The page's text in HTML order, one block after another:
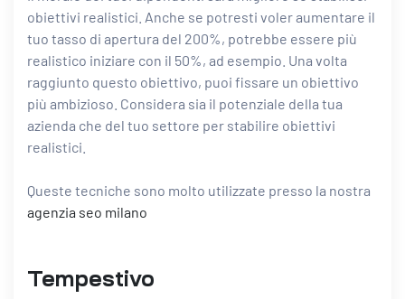
obiettivi realistici. Anche se potresti voler aumentare il
tuo tasso di apertura del 200%, potrebbe essere più
realistico iniziare con il 50%, ad esempio. Una volta
raggiunto questo obiettivo, puoi fissare un obiettivo
più ambizioso. Considera sia il potenziale della tua
azienda che del tuo settore per stabilire obiettivi
realistici.
Queste tecniche sono molto utilizzate presso la nostra
agenzia seo milano
Tempestivo